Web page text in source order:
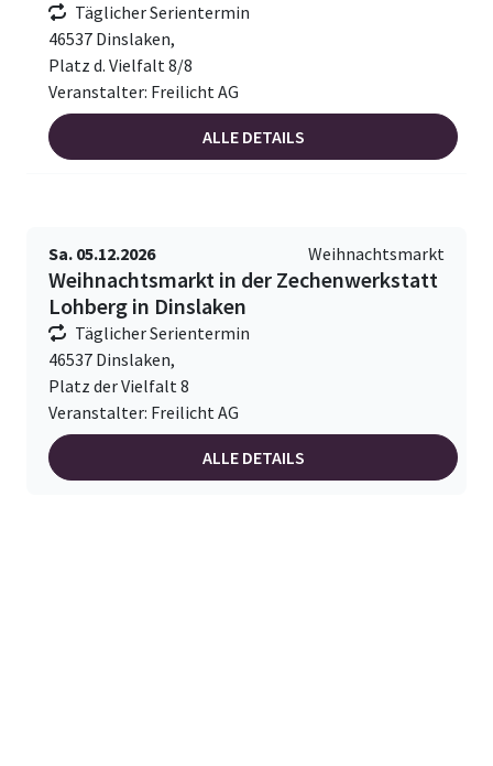
Täglicher Serientermin
46537 Dinslaken,
Platz d. Vielfalt 8/8
Veranstalter: Freilicht AG
ALLE DETAILS
Sa. 05.12.2026 Weihnachtsmarkt
Weihnachtsmarkt in der Zechenwerkstatt
Lohberg in Dinslaken
Täglicher Serientermin
46537 Dinslaken,
Platz der Vielfalt 8
Veranstalter: Freilicht AG
ALLE DETAILS